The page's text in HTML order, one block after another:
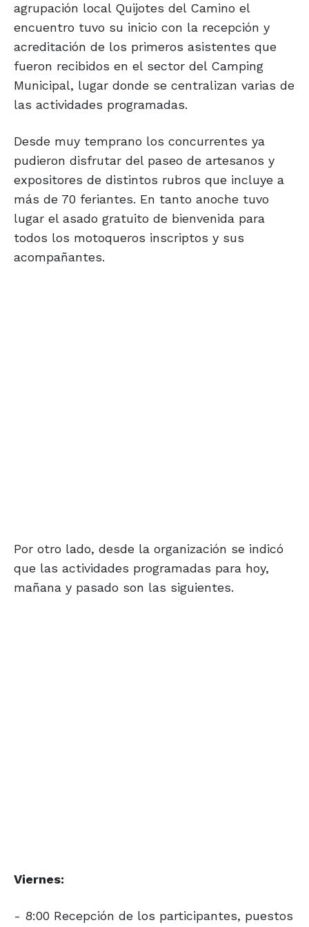
agrupación local Quijotes del Camino el
encuentro tuvo su inicio con la recepción y
acreditación de los primeros asistentes que
fueron recibidos en el sector del Camping
Municipal, lugar donde se centralizan varias de
las actividades programadas.
Desde muy temprano los concurrentes ya
pudieron disfrutar del paseo de artesanos y
expositores de distintos rubros que incluye a
más de 70 feriantes. En tanto anoche tuvo
lugar el asado gratuito de bienvenida para
todos los motoqueros inscriptos y sus
acompañantes.
Por otro lado, desde la organización se indicó
que las actividades programadas para hoy,
mañana y pasado son las siguientes.
Viernes:
- 8:00 Recepción de los participantes, puestos